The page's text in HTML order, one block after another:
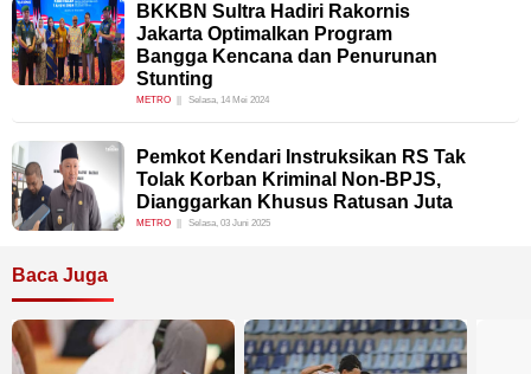
BKKBN Sultra Hadiri Rakornis
Jakarta Optimalkan Program
Bangga Kencana dan Penurunan
Stunting
METRO Selasa, 14 Mei 2024
Pemkot Kendari Instruksikan RS Tak
Tolak Korban Kriminal Non-BPJS,
Dianggarkan Khusus Ratusan Juta
METRO Selasa, 03 Juni 2025
Baca Juga